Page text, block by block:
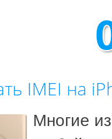
IMEI на
Многие